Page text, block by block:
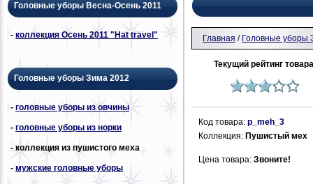
Головные уборы Весна-Осень 2011
- коллекция Осень 2011 "Hat travel"
Головные уборы Зима 2012
- головные уборы из овчины
- головные уборы из норки
- коллекция из пушистого меха
- мужские головные уборы
Главная / Головные уборы
Текущий рейтинг
Код товара: p_meh_3
Коллекция: Пушистый мех
Цена товара: Звоните!